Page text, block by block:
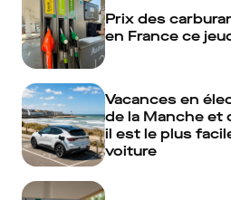
Prix des
en France ce
Vacances en
de la Manche et
il est le plus
voiture